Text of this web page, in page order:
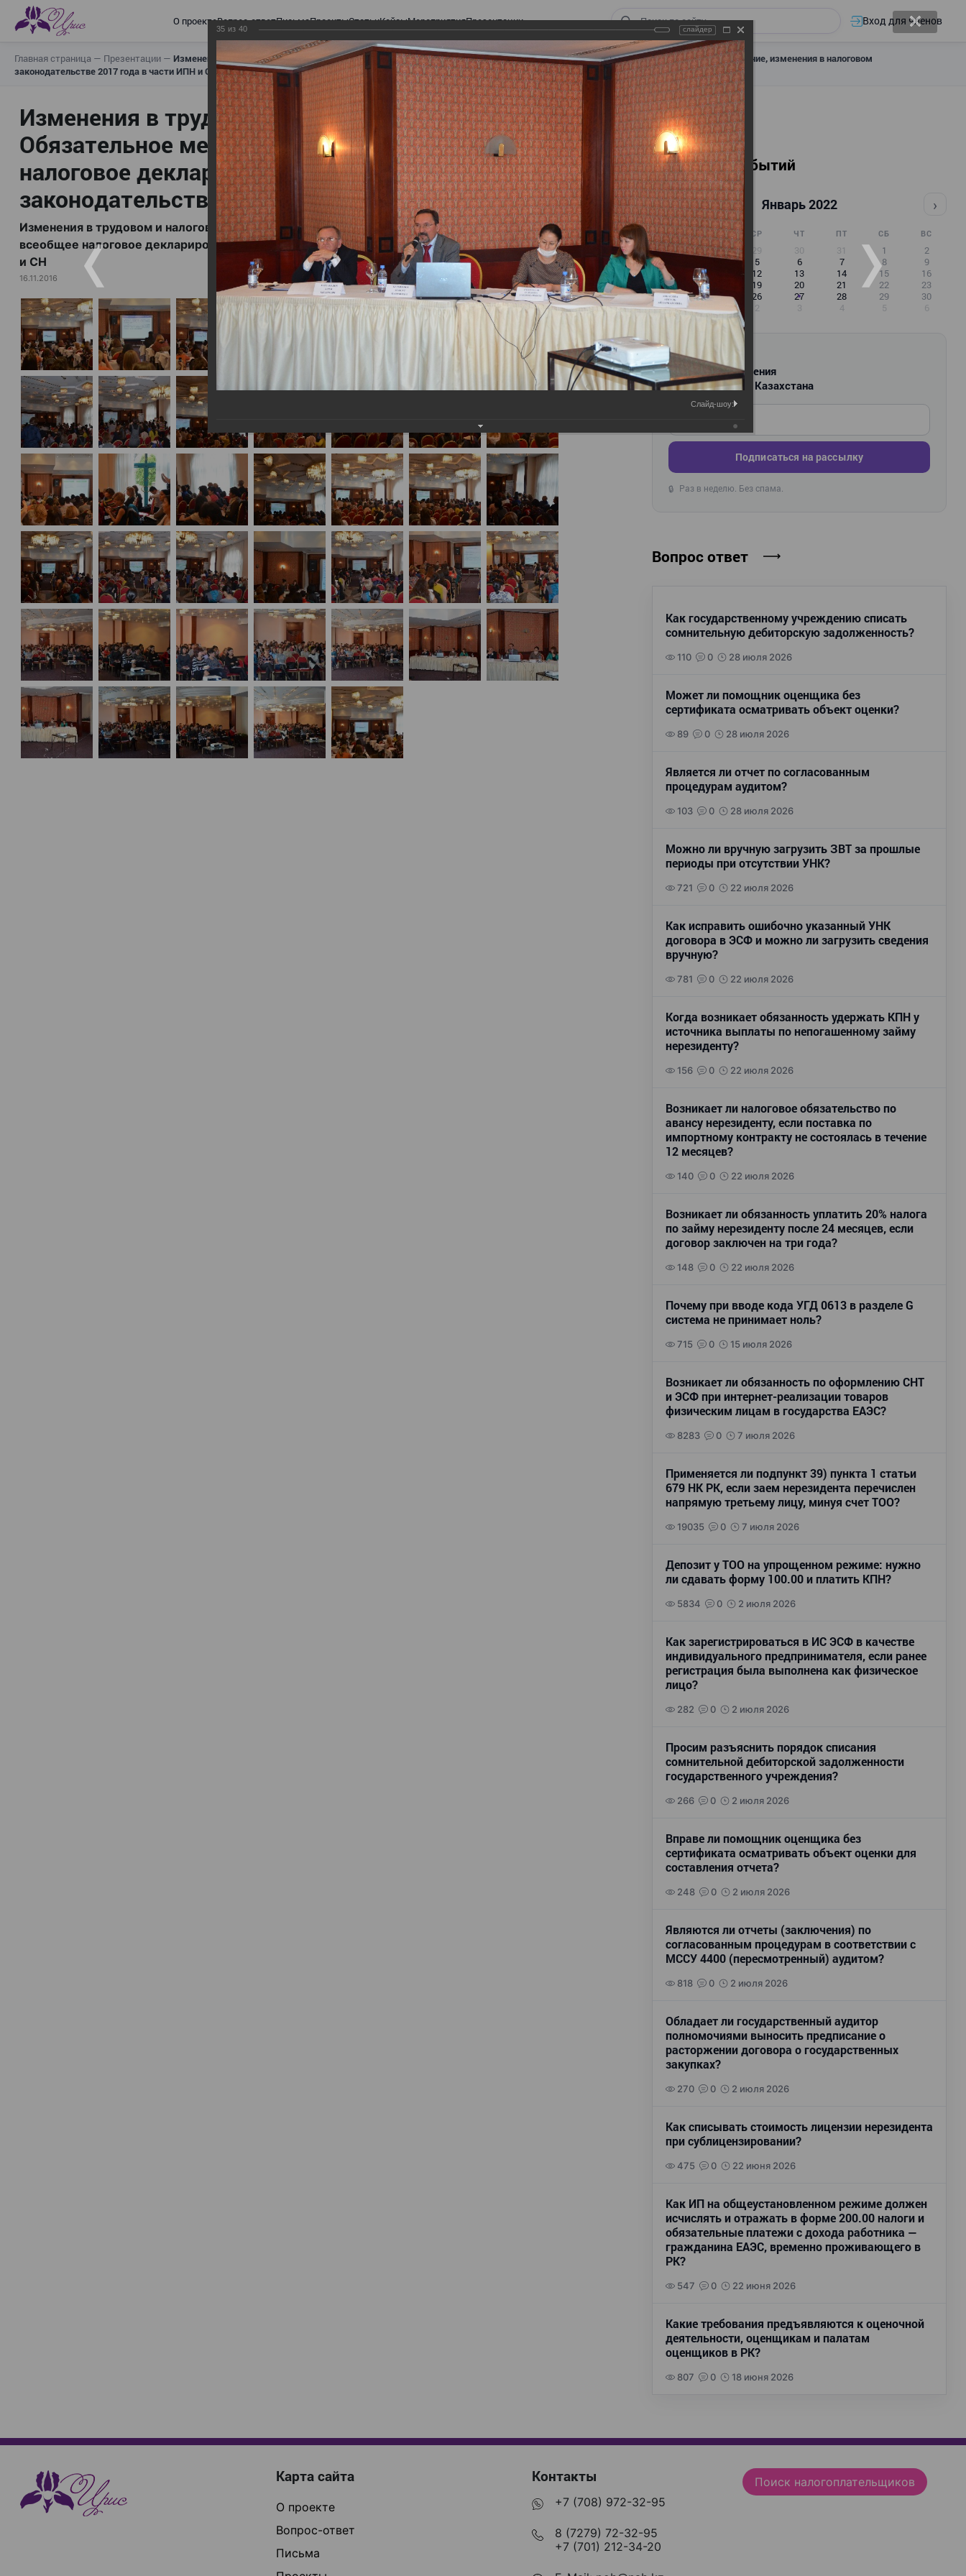
О проектеВопрос-ответПисьмаПроектыСтатьиКейсыМероприятияПрезентации Вход для членов
Главная страница — Презентации — Изменения в трудовом и налоговом законодательстве: Обязательное медицинское страхование, всеобщее налоговое декларирование, изменения в налоговом
законодательстве 2017 года в части ИПН и СН
Изменения в трудовом и налоговом законодательстве:
Обязательное медицинское страхование, всеобщее
налоговое декларирование, изменения в налоговом
законодательстве 2017 года в части ИПН и СН
Изменения в трудовом и налоговом законодательстве: Обязательное медицинское страхование,
всеобщее налоговое декларирование, изменения в налоговом законодательстве 2017 года в части ИПН
и СН
16.11.2016
Календарь событий
‹ Январь 2022 ›
ПН ВТ СР ЧТ ПТ СБ ВС
27 28 29 30 31 1
2
4 5 6 7 8
9
10
12 13 14 15
16
17
18 19 20 21 22
23
24
25 26 27 28 29
30
31
1 2 3 4 5 6
РАССЫЛКА
Новости и изменения
для бухгалтеров Казахстана
Введите ваш e-mail
Подписаться на рассылку
🔒 Раз в неделю. Без спама.
Вопрос ответ
Как государственному учреждению списать
сомнительную дебиторскую задолженность?
110 0 28 июля 2026
Может ли помощник оценщика без
сертификата осматривать объект оценки?
89 0 28 июля 2026
Является ли отчет по согласованным
процедурам аудитом?
103 0 28 июля 2026
Можно ли вручную загрузить ЗВТ за прошлые
периоды при отсутствии УНК?
721 0 22 июля 2026
Как исправить ошибочно указанный УНК
договора в ЭСФ и можно ли загрузить сведения
вручную?
781 0 22 июля 2026
Когда возникает обязанность удержать КПН у
источника выплаты по непогашенному займу
нерезиденту?
156 0 22 июля 2026
Возникает ли налоговое обязательство по
авансу нерезиденту, если поставка по
импортному контракту не состоялась в течение
12 месяцев?
140 0 22 июля 2026
Возникает ли обязанность уплатить 20% налога
по займу нерезиденту после 24 месяцев, если
договор заключен на три года?
148 0 22 июля 2026
Почему при вводе кода УГД 0613 в разделе G
система не принимает ноль?
715 0 15 июля 2026
Возникает ли обязанность по оформлению СНТ
и ЭСФ при интернет-реализации товаров
физическим лицам в государства ЕАЭС?
8283 0 7 июля 2026
Применяется ли подпункт 39) пункта 1 статьи
679 НК РК, если заем нерезидента перечислен
напрямую третьему лицу, минуя счет ТОО?
19035 0 7 июля 2026
Депозит у ТОО на упрощенном режиме: нужно
ли сдавать форму 100.00 и платить КПН?
5834 0 2 июля 2026
Как зарегистрироваться в ИС ЭСФ в качестве
индивидуального предпринимателя, если ранее
регистрация была выполнена как физическое
лицо?
282 0 2 июля 2026
Просим разъяснить порядок списания
сомнительной дебиторской задолженности
государственного учреждения?
266 0 2 июля 2026
Вправе ли помощник оценщика без
сертификата осматривать объект оценки для
составления отчета?
248 0 2 июля 2026
Являются ли отчеты (заключения) по
согласованным процедурам в соответствии с
МССУ 4400 (пересмотренный) аудитом?
818 0 2 июля 2026
Обладает ли государственный аудитор
полномочиями выносить предписание о
расторжении договора о государственных
закупках?
270 0 2 июля 2026
Как списывать стоимость лицензии нерезидента
при сублицензировании?
475 0 22 июня 2026
Как ИП на общеустановленном режиме должен
исчислять и отражать в форме 200.00 налоги и
обязательные платежи с дохода работника —
гражданина ЕАЭС, временно проживающего в
РК?
547 0 22 июня 2026
Какие требования предъявляются к оценочной
деятельности, оценщикам и палатам
оценщиков в РК?
807 0 18 июня 2026
Карта сайта
О проекте
Вопрос-ответ
Письма
Контакты
+7 (708) 972-32-95
8 (7279) 72-32-95
+7 (701) 212-34-20
Поиск налогоплательщиков
35 из 40 слайдер
Слайд-шоу: